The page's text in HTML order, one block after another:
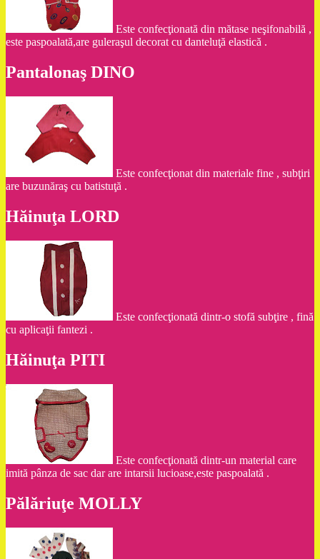
Este confecţionată din mătase neşifonabilă ,
este paspoalată,are guleraşul decorat cu danteluţă elastică .
Pantalonaş DINO
Este confecţionat din materiale fine , subţiri
are buzunăraş cu batistuţă .
Hăinuţa LORD
Este confecţionată dintr-o stofă subţire , fină
cu aplicaţii fantezi .
Hăinuţa PITI
Este confecţionată dintr-un material care
imită pânza de sac dar are intarsii lucioase,este paspoalată .
Pălăriuţe MOLLY